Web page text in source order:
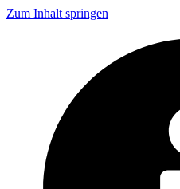
Zum Inhalt springen